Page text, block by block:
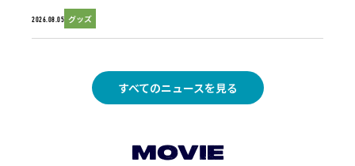
2026.08.05 グッズ
すべてのニュースを見る
MOVIE